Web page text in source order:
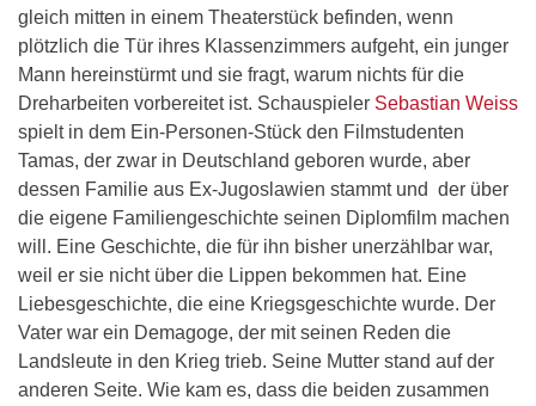
gleich mitten in einem Theaterstück befinden, wenn
plötzlich die Tür ihres Klassenzimmers aufgeht, ein junger
Mann hereinstürmt und sie fragt, warum nichts für die
Dreharbeiten vorbereitet ist. Schauspieler Sebastian Weiss
spielt in dem Ein-Personen-Stück den Filmstudenten
Tamas, der zwar in Deutschland geboren wurde, aber
dessen Familie aus Ex-Jugoslawien stammt und der über
die eigene Familiengeschichte seinen Diplomfilm machen
will. Eine Geschichte, die für ihn bisher unerzählbar war,
weil er sie nicht über die Lippen bekommen hat. Eine
Liebesgeschichte, die eine Kriegsgeschichte wurde. Der
Vater war ein Demagoge, der mit seinen Reden die
Landsleute in den Krieg trieb. Seine Mutter stand auf der
anderen Seite. Wie kam es, dass die beiden zusammen